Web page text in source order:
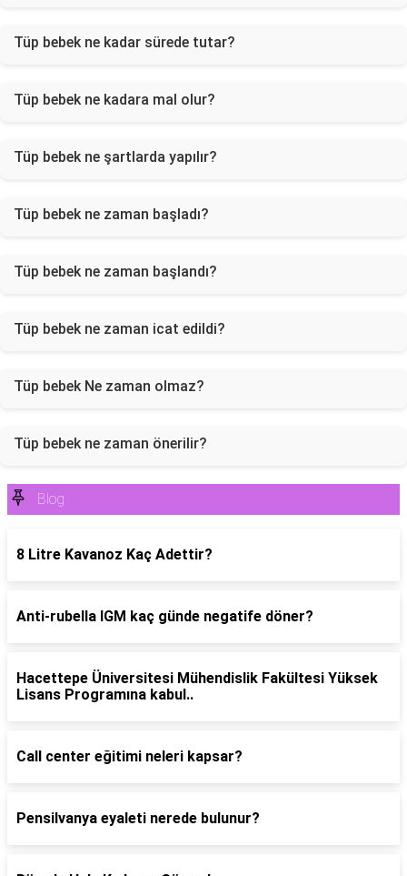
Tüp bebek ne kadar sürede tutar?
Tüp bebek ne kadara mal olur?
Tüp bebek ne şartlarda yapılır?
Tüp bebek ne zaman başladı?
Tüp bebek ne zaman başlandı?
Tüp bebek ne zaman icat edildi?
Tüp bebek Ne zaman olmaz?
Tüp bebek ne zaman önerilir?
Blog
8 Litre Kavanoz Kaç Adettir?
Anti-rubella IGM kaç günde negatife döner?
Hacettepe Üniversitesi Mühendislik Fakültesi Yüksek
Lisans Programına kabul..
Call center eğitimi neleri kapsar?
Pensilvanya eyaleti nerede bulunur?